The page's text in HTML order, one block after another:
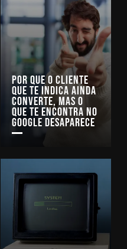
Por que o cliente
que te indica ainda
converte, mas o
que te encontra no
Google desaparece